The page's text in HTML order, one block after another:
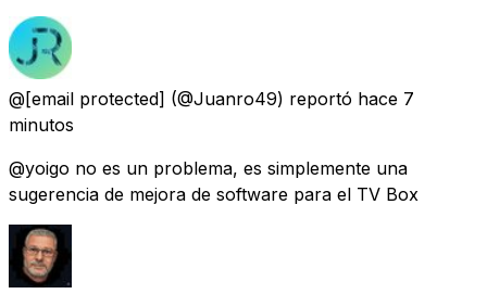
@[email protected] (@Juanro49) reportó hace 7
minutos
@yoigo no es un problema, es simplemente una
sugerencia de mejora de software para el TV Box